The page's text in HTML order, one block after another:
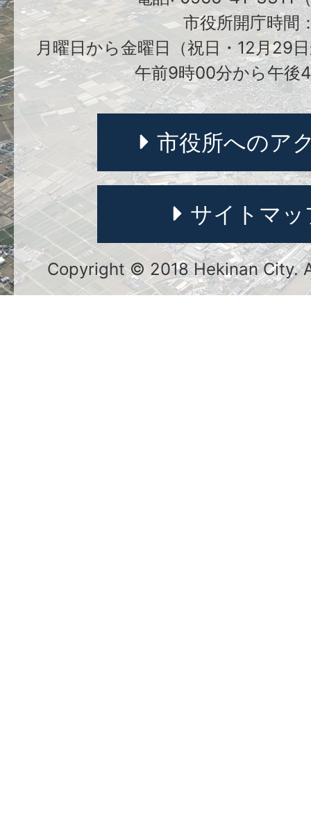
市役所開庁時間
月曜日から金曜日（祝日・12月29
午前9時00分から午後
市役所へのア
サイトマッ
Copyright © 2018 Hekinan City.